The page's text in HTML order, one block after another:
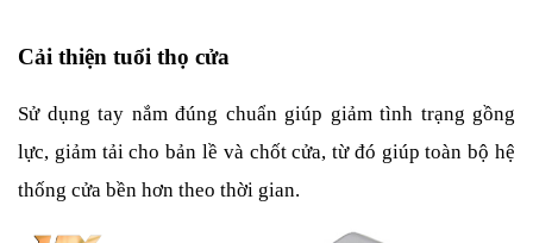
Cải thiện tuổi thọ cửa
Sử dụng tay nắm đúng chuẩn giúp giảm tình trạng gồng
lực, giảm tải cho bản lề và chốt cửa, từ đó giúp toàn bộ hệ
thống cửa bền hơn theo thời gian.